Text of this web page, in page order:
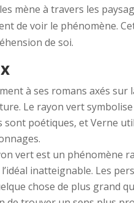
mène à travers les
de voir le phénomène.
de soi.
à ses romans axés sur
Le rayon vert
sont poétiques, et Verne
vert est un phénomène
inatteignable. Les
chose de plus grand